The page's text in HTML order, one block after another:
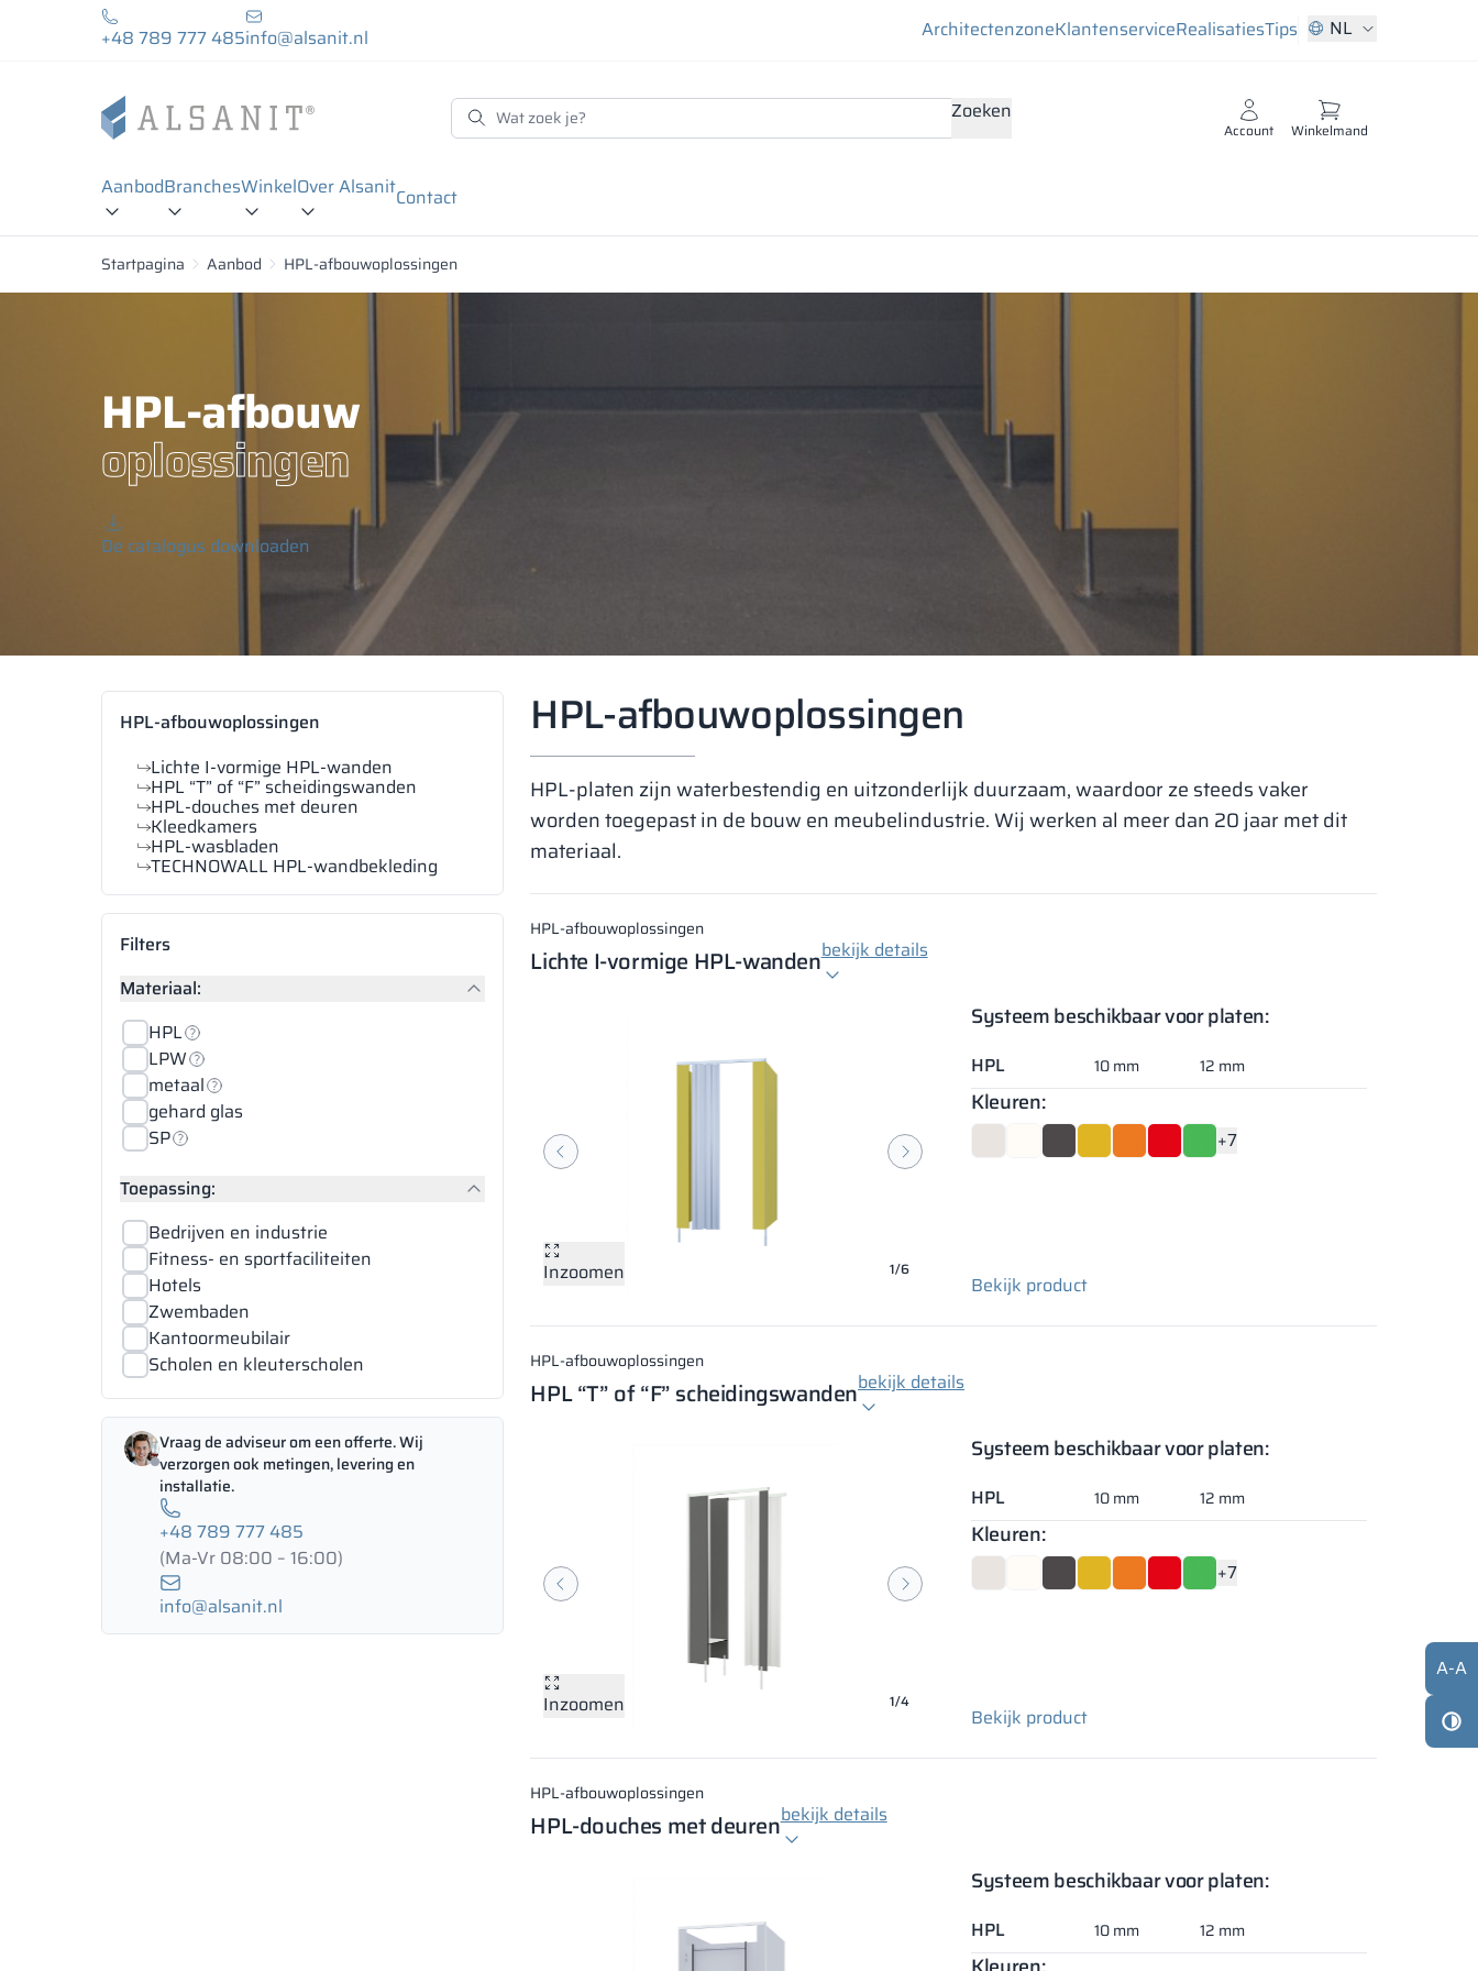
+48 789 777 485info@alsanit.nl ArchitectenzoneKlantenserviceRealisatiesTips NL
Zoeken
Account Winkelmand
AanbodBranchesWinkelOver AlsanitContact
Startpagina Aanbod HPL-afbouwoplossingen
HPL-afbouw
oplossingen
De catalogus downloaden
HPL-afbouwoplossingen
Lichte I-vormige HPL-wanden
HPL “T” of “F” scheidingswanden
HPL-douches met deuren
Kleedkamers
HPL-wasbladen
TECHNOWALL HPL-wandbekleding
Filters
Materiaal:
HPL
LPW
metaal
gehard glas
SP
Toepassing:
Bedrijven en industrie
Fitness- en sportfaciliteiten
Hotels
Zwembaden
Kantoormeubilair
Scholen en kleuterscholen
Vraag de adviseur om een offerte. Wij
verzorgen ook metingen, levering en
installatie.
+48 789 777 485
(Ma-Vr 08:00 – 16:00)
info@alsanit.nl
HPL-afbouwoplossingen
HPL-platen zijn waterbestendig en uitzonderlijk duurzaam, waardoor ze steeds vaker
worden toegepast in de bouw en meubelindustrie. Wij werken al meer dan 20 jaar met dit
materiaal.
HPL-afbouwoplossingen
Lichte I-vormige HPL-wandenbekijk details
1/6
Inzoomen
Inzoomen
Inzoomen
Inzoomen
Inzoomen
Inzoomen
Systeem beschikbaar voor platen:
HPL 10 mm 12 mm
Kleuren:
+7
Bekijk product
HPL-afbouwoplossingen
HPL “T” of “F” scheidingswandenbekijk details
1/4
Inzoomen
Inzoomen
Inzoomen
Inzoomen
Systeem beschikbaar voor platen:
HPL 10 mm 12 mm
Kleuren:
+7
Bekijk product
HPL-afbouwoplossingen
HPL-douches met deurenbekijk details
Systeem beschikbaar voor platen:
HPL 10 mm 12 mm
A-A